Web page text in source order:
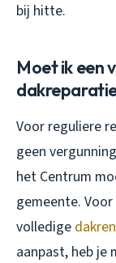
bij hitte.
Moet ik een
Voor reguliere
geen
het Centrum
gemeente.
volledige
aanpast, heb je